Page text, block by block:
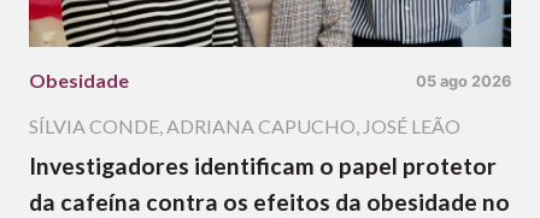
Obesidade 05 ago 2026
SÍLVIA CONDE,ADRIANA CAPUCHO, JOSÉ LEÃO
Investigadores identificam o papel protetor
da cafeína contra os efeitos da obesidade no